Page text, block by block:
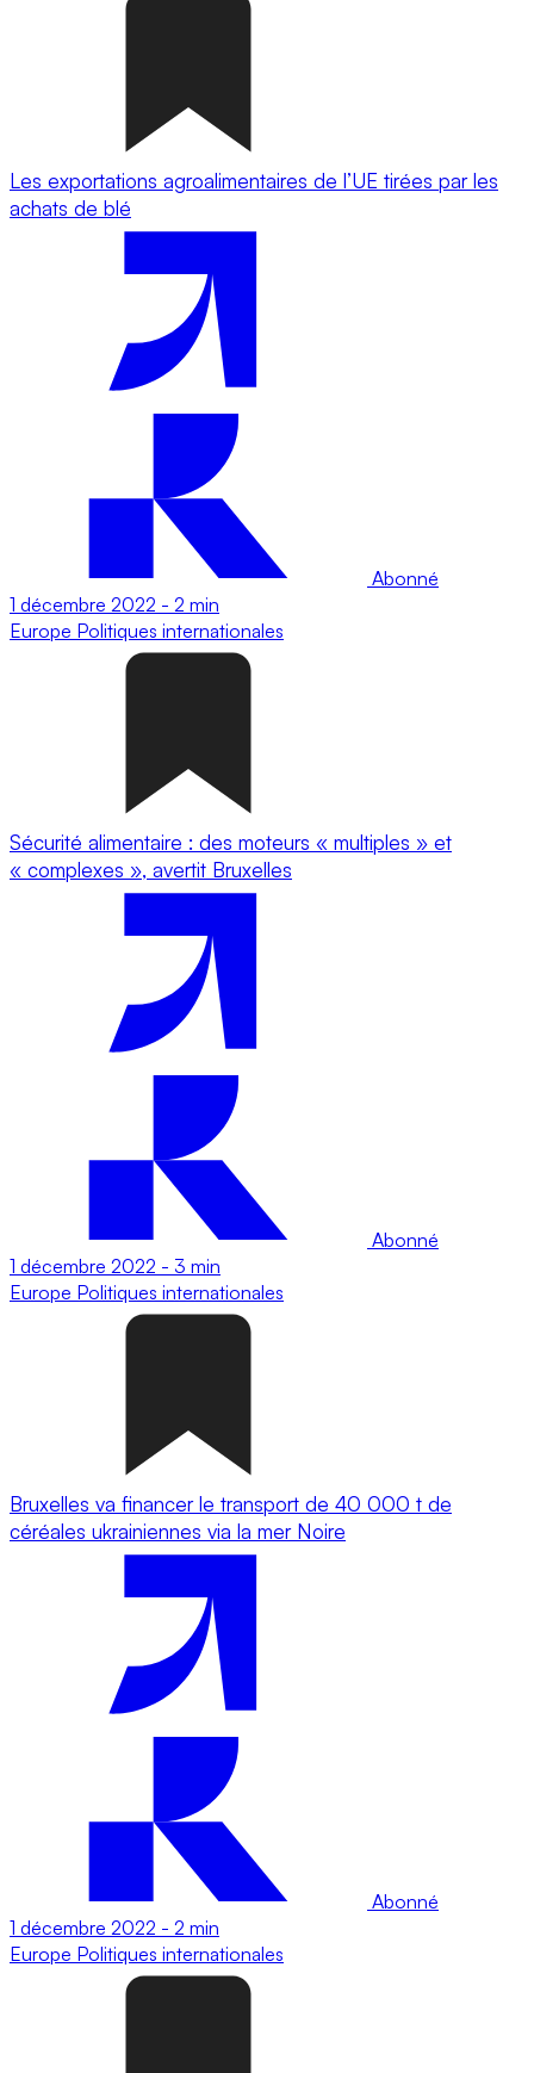
Les exportations agroalimentaires de l’UE tirées par les
achats de blé
Abonné
1 décembre 2022 - 2 min
Europe Politiques internationales
Sécurité alimentaire : des moteurs « multiples » et
« complexes », avertit Bruxelles
Abonné
1 décembre 2022 - 3 min
Europe Politiques internationales
Bruxelles va financer le transport de 40 000 t de
céréales ukrainiennes via la mer Noire
Abonné
1 décembre 2022 - 2 min
Europe Politiques internationales